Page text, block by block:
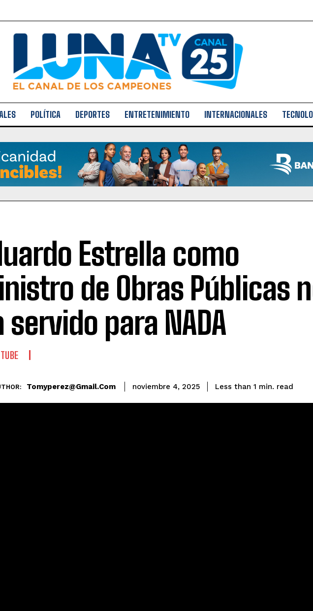
POLÍTICA DEPORTES ENTRETENIMIENTO INTERNACIONALES
Estrella como
de Obras Públicas
servido para NADA
Tomyperez@gmail.com noviembre 4, 2025 Less than 1 min. read